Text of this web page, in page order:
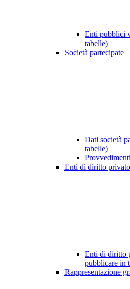
Enti pubblici
tabelle)
Società partecipate
Dati società
tabelle)
Provvedimenti
Enti di diritto
Enti di diritto
pubblicare in
Rappresentazione